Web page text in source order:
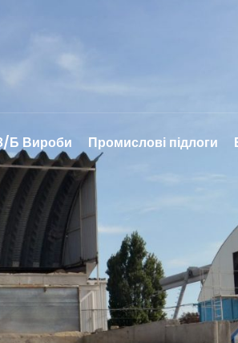
Б Вироби Промислові підлоги